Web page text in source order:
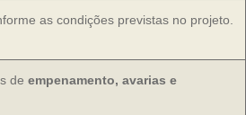
as condições previstas no projeto.
de empenamento, avarias e